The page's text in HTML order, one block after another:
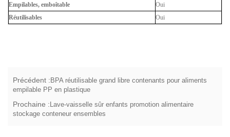
Empilables, emboîtable
Oui
Réutilisables
Oui
Précédent : BPA réutilisable grand libre contenants pour aliments
empilable PP en plastique
Prochaine : Lave-vaisselle sûr enfants promotion alimentaire
stockage conteneur ensembles